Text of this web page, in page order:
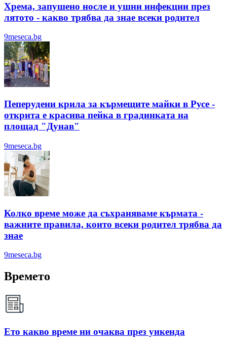
Хрема, запушено носле и ушни инфекции през
лятотo - какво трябва да знае всеки родител
9meseca.bg
Пеперудени крила за кърмещите майки в Русе -
открита е красива пейка в градинката на
площад "Дунав"
9meseca.bg
Колко време може да съхраняваме кърмата -
важните правила, които всеки родител трябва да
знае
9meseca.bg
Времето
Ето какво време ни очаква през уикенда